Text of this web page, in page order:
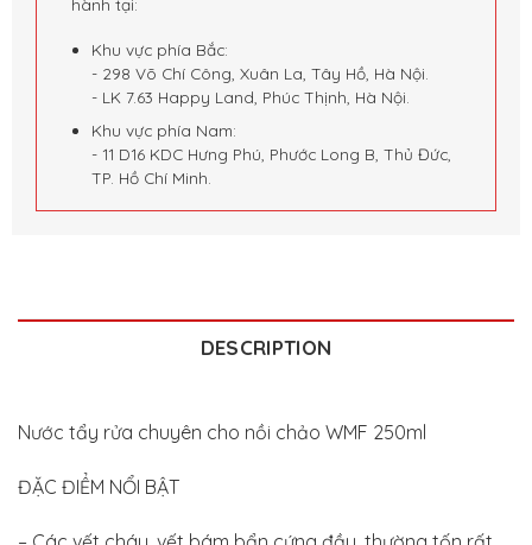
hành tại:
Khu vực phía Bắc:
- 298 Võ Chí Công, Xuân La, Tây Hồ, Hà Nội.
- LK 7.63 Happy Land, Phúc Thịnh, Hà Nội.
Khu vực phía Nam:
- 11 D16 KDC Hưng Phú, Phước Long B, Thủ Đức,
TP. Hồ Chí Minh.
DESCRIPTION
Nước tẩy rửa chuyên cho nồi chảo WMF 250ml
ĐẶC ĐIỂM NỔI BẬT